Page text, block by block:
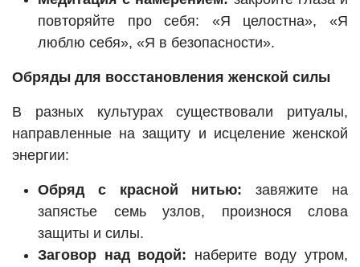
повторяйте про себя: «Я целостна», «Я
люблю себя», «Я в безопасности».
Обряды для восстановления женской силы
В разных культурах существовали ритуалы,
направленные на защиту и исцеление женской
энергии:
Обряд с красной нитью: завяжите на
запястье семь узлов, произнося слова
защиты и силы.
Заговор над водой: наберите воду утром,